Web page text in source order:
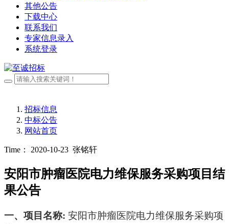
其他公告
下载中心
联系我们
专家信息录入
系统登录
招标信息
中标公告
网站首页
Time： 2020-10-23 张铭轩
安阳市肿瘤医院电力维保服务采购项目结
果公告
一、 项目名称: 安阳市肿瘤医院电力维保服务采购项